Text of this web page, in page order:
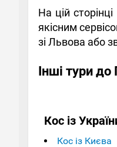
На цій
якісним
зі Львова або
Інші тури до
Кос із
Кос із Києва